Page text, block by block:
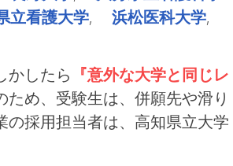
立看護大学, 浜松医科大学,
かしたら 『意外な大学と同じレ
め、受験生は、併願先や滑り
採用担当者は、高知県立大学